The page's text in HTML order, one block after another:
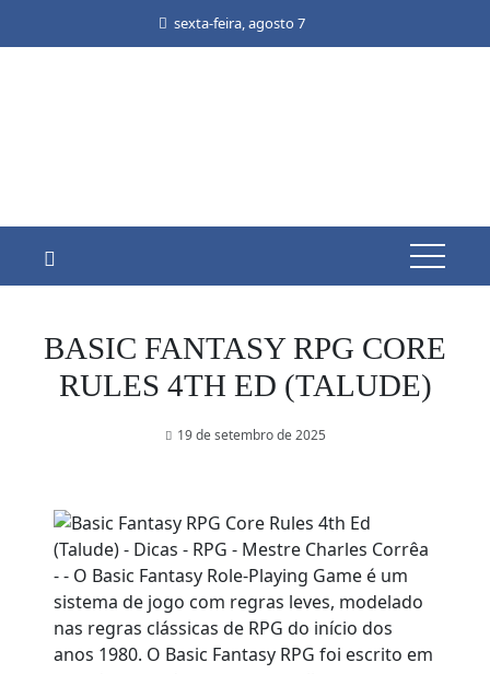
sexta-feira, agosto 7
BASIC FANTASY RPG CORE
RULES 4TH ED (TALUDE)
19 de setembro de 2025